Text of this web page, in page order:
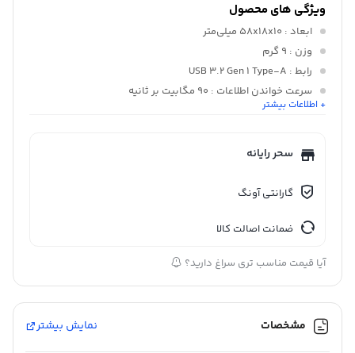
ویژگی های محصول
ابعاد : 58x18x10 میلی‌متر
وزن : 9 گرم
رابط : USB 3.2 Gen 1 Type-A
سرعت خواندن اطلاعات : 90 مگابیت بر ثانیه
سرعت نوشتن اطلاعات
+ اطلاعات بیشتر
سحر رایانه
گارانتی آونگ
ضمانت اصالت کالا
آیا قیمت مناسب تری سراغ دارید؟
مشخصات نمایش بیشتر